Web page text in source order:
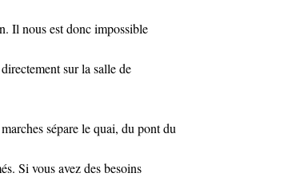
Il nous est donc impossible
sur la salle de
sépare le quai, du pont du
Si vous avez des besoins